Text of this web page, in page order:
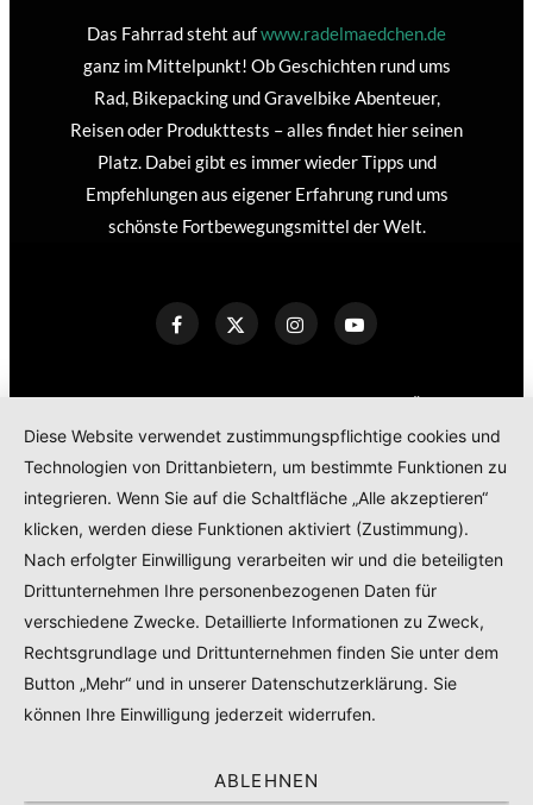
Das Fahrrad steht aufwww.radelmaedchen.de
ganz im Mittelpunkt! Ob Geschichten rund ums
Rad, Bikepacking und Gravelbike Abenteuer,
Reisen oder Produkttests – alles findet hier seinen
Platz. Dabei gibt es immer wieder Tipps und
Empfehlungen aus eigener Erfahrung rund ums
schönste Fortbewegungsmittel der Welt.
KONTAKT IMPRESSUM DATENSCHUTZERKLÄRUNG
COOKIE POLICY
TEILNAHMEBEDINGUNGEN GEWINNSPIEL
PRODUKTTESTS – KOOPERATIONEN – SPONSORED POSTS
© 2024RADELMAEDCHEN- REGISTERED BRAND.
TOP
Diese Website verwendet zustimmungspflichtige cookies und
Technologien von Drittanbietern, um bestimmte Funktionen zu
integrieren. Wenn Sie auf die Schaltfläche „Alle akzeptieren“
klicken, werden diese Funktionen aktiviert (Zustimmung).
Nach erfolgter Einwilligung verarbeiten wir und die beteiligten
Drittunternehmen Ihre personenbezogenen Daten für
verschiedene Zwecke. Detaillierte Informationen zu Zweck,
Rechtsgrundlage und Drittunternehmen finden Sie unter dem
Button „Mehr“ und in unserer Datenschutzerklärung. Sie
können Ihre Einwilligung jederzeit widerrufen.
ABLEHNEN